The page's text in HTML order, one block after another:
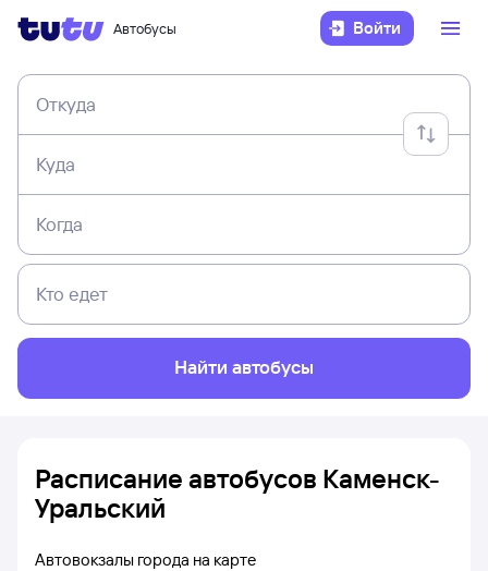
Автобусы Войти
Откуда
Куда
Когда
Кто едет
Найти автобусы
Расписание автобусов Каменск-
Уральский
Автовокзалы города на карте